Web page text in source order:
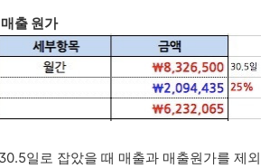
출 원가
일로 잡았을 때 매출과 매출원가를 제외